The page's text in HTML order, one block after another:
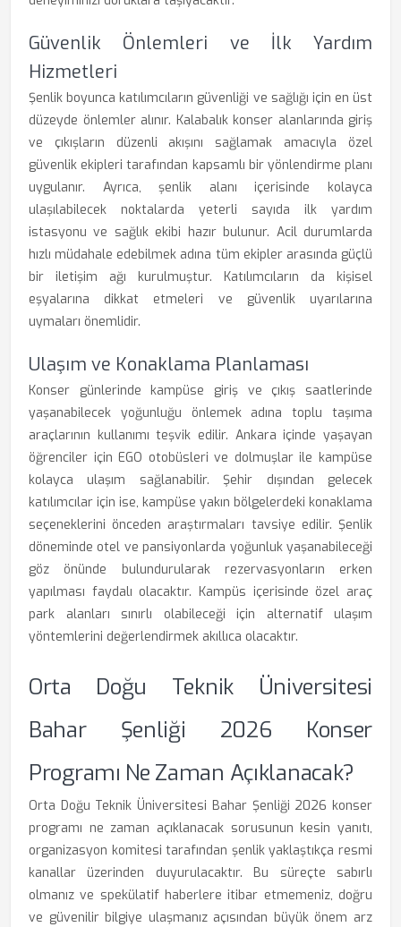
Güvenlik Önlemleri ve İlk Yardım
Hizmetleri
Şenlik boyunca katılımcıların güvenliği ve sağlığı için en üst
düzeyde önlemler alınır. Kalabalık konser alanlarında giriş
ve çıkışların düzenli akışını sağlamak amacıyla özel
güvenlik ekipleri tarafından kapsamlı bir yönlendirme planı
uygulanır. Ayrıca, şenlik alanı içerisinde kolayca
ulaşılabilecek noktalarda yeterli sayıda ilk yardım
istasyonu ve sağlık ekibi hazır bulunur. Acil durumlarda
hızlı müdahale edebilmek adına tüm ekipler arasında güçlü
bir iletişim ağı kurulmuştur. Katılımcıların da kişisel
eşyalarına dikkat etmeleri ve güvenlik uyarılarına
uymaları önemlidir.
Ulaşım ve Konaklama Planlaması
Konser günlerinde kampüse giriş ve çıkış saatlerinde
yaşanabilecek yoğunluğu önlemek adına toplu taşıma
araçlarının kullanımı teşvik edilir. Ankara içinde yaşayan
öğrenciler için EGO otobüsleri ve dolmuşlar ile kampüse
kolayca ulaşım sağlanabilir. Şehir dışından gelecek
katılımcılar için ise, kampüse yakın bölgelerdeki konaklama
seçeneklerini önceden araştırmaları tavsiye edilir. Şenlik
döneminde otel ve pansiyonlarda yoğunluk yaşanabileceği
göz önünde bulundurularak rezervasyonların erken
yapılması faydalı olacaktır. Kampüs içerisinde özel araç
park alanları sınırlı olabileceği için alternatif ulaşım
yöntemlerini değerlendirmek akıllıca olacaktır.
Orta Doğu Teknik Üniversitesi
Bahar Şenliği 2026 Konser
Programı Ne Zaman Açıklanacak?
Orta Doğu Teknik Üniversitesi Bahar Şenliği 2026 konser
programı ne zaman açıklanacak sorusunun kesin yanıtı,
organizasyon komitesi tarafından şenlik yaklaştıkça resmi
kanallar üzerinden duyurulacaktır. Bu süreçte sabırlı
olmanız ve spekülatif haberlere itibar etmemeniz, doğru
ve güvenilir bilgiye ulaşmanız açısından büyük önem arz